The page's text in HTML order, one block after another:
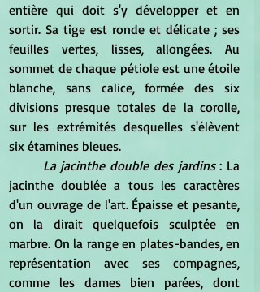
entière qui doit s'y développer et en
sortir. Sa tige est ronde et délicate ; ses
feuilles vertes, lisses, allongées. Au
sommet de chaque pétiole est une étoile
blanche, sans calice, formée des six
divisions presque totales de la corolle,
sur les extrémités desquelles s'élèvent
six étamines bleues.
La jacinthe double des jardins : La
jacinthe doublée a tous les caractères
d'un ouvrage de l'art. Épaisse et pesante,
on la dirait quelquefois sculptée en
marbre. On la range en plates-bandes, en
représentation avec ses compagnes,
comme les dames bien parées, dont